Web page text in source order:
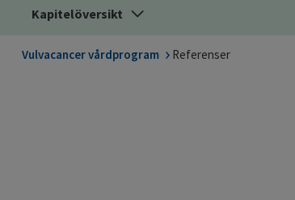
Kapitelöversikt
Vulvacancer vårdprogram Referenser